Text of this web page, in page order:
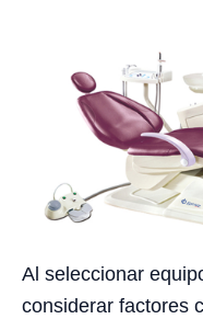
Al seleccionar
considerar factores